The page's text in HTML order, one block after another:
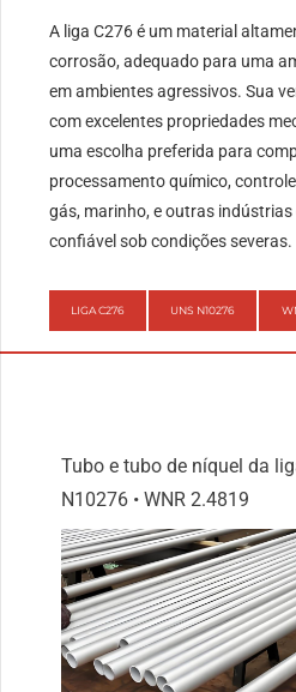
A liga C276 é um material
corrosão, adequado para uma
em ambientes agressivos. Sua
com excelentes propriedades
uma escolha preferida para
processamento químico,
gás, marinho, e outras
confiável sob condições severas.
LIGA C276 UNS N10276
Tubo e tubo de níquel da
N10276 • WNR 2.4819